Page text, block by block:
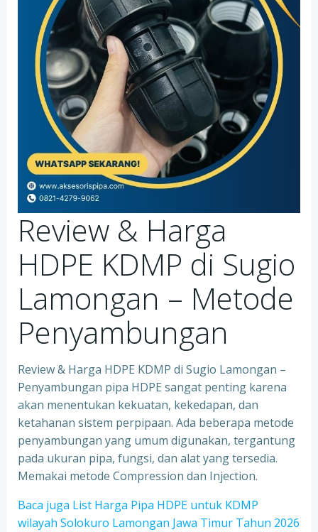
Review & Harga
HDPE KDMP di Sugio
Lamongan – Metode
Penyambungan
Review & Harga HDPE KDMP di Sugio Lamongan –
Penyambungan pipa HDPE sangat penting karena
akan menentukan kekuatan, kekedapan, dan
ketahanan sistem perpipaan. Ada beberapa metode
penyambungan yang umum digunakan, tergantung
pada ukuran pipa, fungsi, dan alat yang tersedia.
Memakai metode Compression dan Injection.
Baca juga List Harga Pipa HDPE untuk KDMP
wilayah Solokuro Lamongan Jawa Timur Tahun 2026